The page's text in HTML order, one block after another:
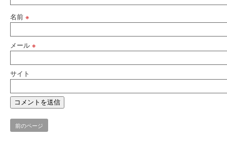
名前 ※
メール ※
サイト
前のページ